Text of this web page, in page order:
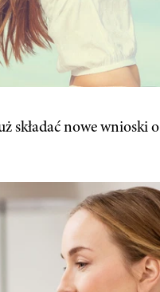
składać nowe wnioski